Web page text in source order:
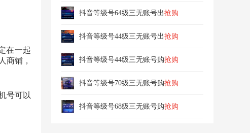
在一起
商铺，
号可以
抖音等级号64级三无账号出抢购
抖音等级号44级三无账号出抢购
抖音等级号44级三无账号购抢购
抖音等级号70级三无账号购抢购
抖音等级号68级三无账号购抢购
5小时前，190****8750 成功出售了 抖音万粉号
3小时前，187****8676 成功售卖了